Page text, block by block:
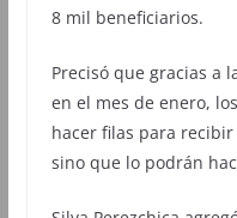
8 mil beneficiarios.
Precisó que gracias a
en el mes de enero,
hacer filas para
sino que lo podrán